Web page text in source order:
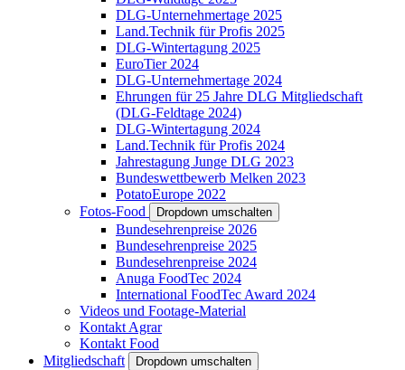
DLG-Unternehmertage 2025
Land.Technik für Profis 2025
DLG-Wintertagung 2025
EuroTier 2024
DLG-Unternehmertage 2024
Ehrungen für 25 Jahre DLG Mitgliedschaft
(DLG-Feldtage 2024)
DLG-Wintertagung 2024
Land.Technik für Profis 2024
Jahrestagung Junge DLG 2023
Bundeswettbewerb Melken 2023
PotatoEurope 2022
Fotos-Food
Dropdown umschalten
Bundesehrenpreise 2026
Bundesehrenpreise 2025
Bundesehrenpreise 2024
Anuga FoodTec 2024
International FoodTec Award 2024
Videos und Footage-Material
Kontakt Agrar
Kontakt Food
Mitgliedschaft
Dropdown umschalten